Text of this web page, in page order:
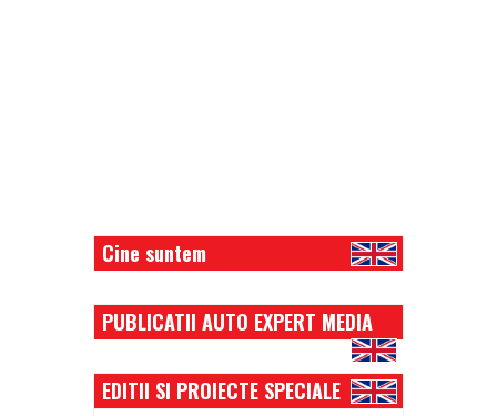
Cine suntem
PUBLICATII AUTO EXPERT MEDIA
EDITII SI PROIECTE SPECIALE